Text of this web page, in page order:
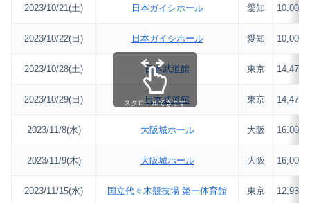
2023/10/21(土) 日本ガイシホール 愛知 10,000
2023/10/22(日) 日本ガイシホール 愛知 10,000
2023/10/28(土) 日本武道館 東京 14,471
2023/10/29(日) 日本武道館 東京 14,471
2023/11/8(水) 大阪城ホール 大阪 16,000
2023/11/9(木) 大阪城ホール 大阪 16,000
2023/11/15(水) 国立代々木競技場 第一体育館 東京 12,934
スクロールできます